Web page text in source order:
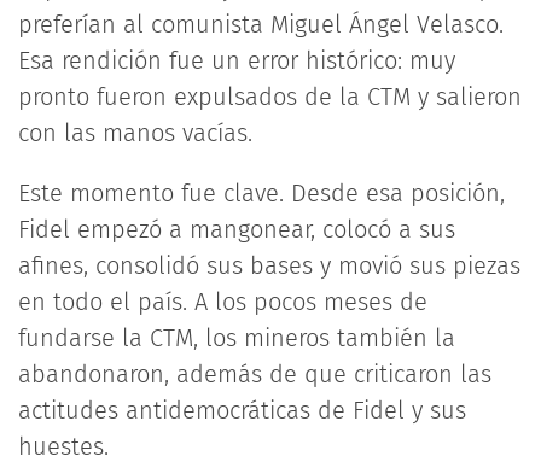
preferían al comunista Miguel Ángel Velasco.
Esa rendición fue un error histórico: muy
pronto fueron expulsados de la CTM y salieron
con las manos vacías.
Este momento fue clave. Desde esa posición,
Fidel empezó a mangonear, colocó a sus
afines, consolidó sus bases y movió sus piezas
en todo el país. A los pocos meses de
fundarse la CTM, los mineros también la
abandonaron, además de que criticaron las
actitudes antidemocráticas de Fidel y sus
huestes.